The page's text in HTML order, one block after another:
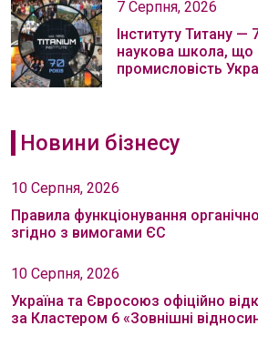
7 Серпня, 2026
Інституту Титану —
наукова школа, що
промисловість
Новини бізнесу
10 Серпня, 2026
Правила функціонування
згідно з вимогами ЄС
10 Серпня, 2026
Україна та Євросоюз офіційно
за Кластером 6 «Зовнішні